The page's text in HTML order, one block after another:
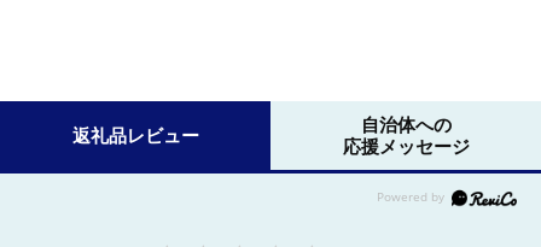
返礼品レビュー
自治体への
応援メッセージ